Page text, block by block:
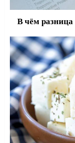
В чём